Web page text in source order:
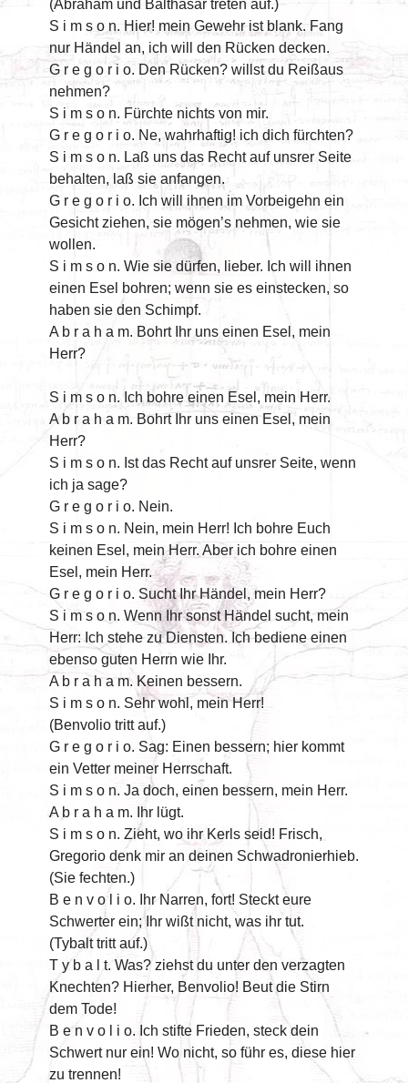
(Abraham und Balthasar treten auf.)
S i m s o n. Hier! mein Gewehr ist blank. Fang
nur Händel an, ich will den Rücken decken.
G r e g o r i o. Den Rücken? willst du Reißaus
nehmen?
S i m s o n. Fürchte nichts von mir.
G r e g o r i o. Ne, wahrhaftig! ich dich fürchten?
S i m s o n. Laß uns das Recht auf unsrer Seite
behalten, laß sie anfangen.
G r e g o r i o. Ich will ihnen im Vorbeigehn ein
Gesicht ziehen, sie mögen’s nehmen, wie sie
wollen.
S i m s o n. Wie sie dürfen, lieber. Ich will ihnen
einen Esel bohren; wenn sie es einstecken, so
haben sie den Schimpf.
A b r a h a m. Bohrt Ihr uns einen Esel, mein
Herr?
S i m s o n. Ich bohre einen Esel, mein Herr.
A b r a h a m. Bohrt Ihr uns einen Esel, mein
Herr?
S i m s o n. Ist das Recht auf unsrer Seite, wenn
ich ja sage?
G r e g o r i o. Nein.
S i m s o n. Nein, mein Herr! Ich bohre Euch
keinen Esel, mein Herr. Aber ich bohre einen
Esel, mein Herr.
G r e g o r i o. Sucht Ihr Händel, mein Herr?
S i m s o n. Wenn Ihr sonst Händel sucht, mein
Herr: Ich stehe zu Diensten. Ich bediene einen
ebenso guten Herrn wie Ihr.
A b r a h a m. Keinen bessern.
S i m s o n. Sehr wohl, mein Herr!
(Benvolio tritt auf.)
G r e g o r i o. Sag: Einen bessern; hier kommt
ein Vetter meiner Herrschaft.
S i m s o n. Ja doch, einen bessern, mein Herr.
A b r a h a m. Ihr lügt.
S i m s o n. Zieht, wo ihr Kerls seid! Frisch,
Gregorio denk mir an deinen Schwadronierhieb.
(Sie fechten.)
B e n v o l i o. Ihr Narren, fort! Steckt eure
Schwerter ein; Ihr wißt nicht, was ihr tut.
(Tybalt tritt auf.)
T y b a l t. Was? ziehst du unter den verzagten
Knechten? Hierher, Benvolio! Beut die Stirn
dem Tode!
B e n v o l i o. Ich stifte Frieden, steck dein
Schwert nur ein! Wo nicht, so führ es, diese hier
zu trennen!